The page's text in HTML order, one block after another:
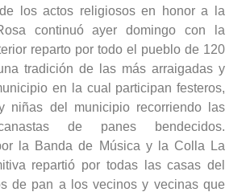
los actos religiosos en honor a la
continuó ayer domingo con la
reparto por todo el pueblo de 120
tradición de las más arraigadas y
en la cual participan festeros,
niñas del municipio recorriendo las
de panes bendecidos.
la Banda de Música y la Colla La
repartió por todas las casas del
de pan a los vecinos y vecinas que